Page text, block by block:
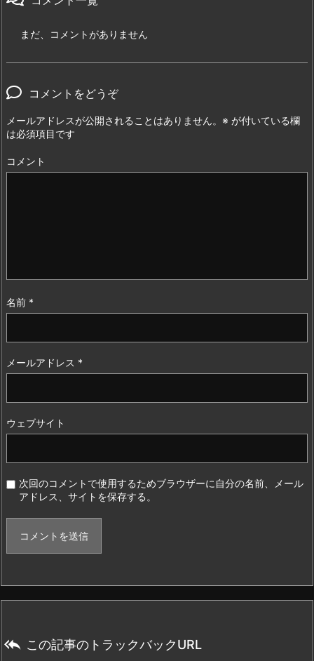
まだ、コメントがありません
コメントをどうぞ
メールアドレスが公開されることはありません。 ※ が付いている欄
は必須項目です
コメント
名前 *
メールアドレス *
ウェブサイト
次回のコメントで使用するためブラウザーに自分の名前、メール
アドレス、サイトを保存する。
 この記事のトラックバックURL